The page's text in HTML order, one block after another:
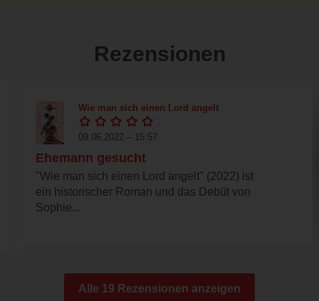
Rezensionen
Wie man sich einen Lord angelt
09.06.2022 – 15:57
Ehemann gesucht
"Wie man sich einen Lord angelt" (2022) ist
ein historischer Roman und das Debüt von
Sophie...
Alle 19 Rezensionen anzeigen